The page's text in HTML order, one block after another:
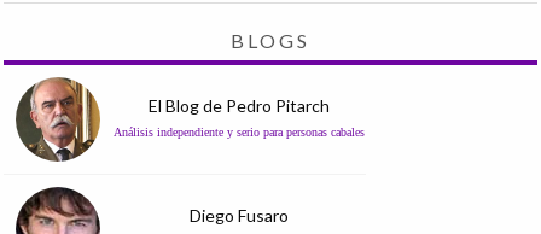
BLOGS
El Blog de Pedro Pitarch
Análisis independiente y serio para personas cabales
Diego Fusaro